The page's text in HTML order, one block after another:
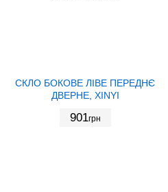
СКЛО БОКОВЕ ЛІВЕ ПЕРЕДНЄ
ДВЕРНЕ, XINYI
901грн